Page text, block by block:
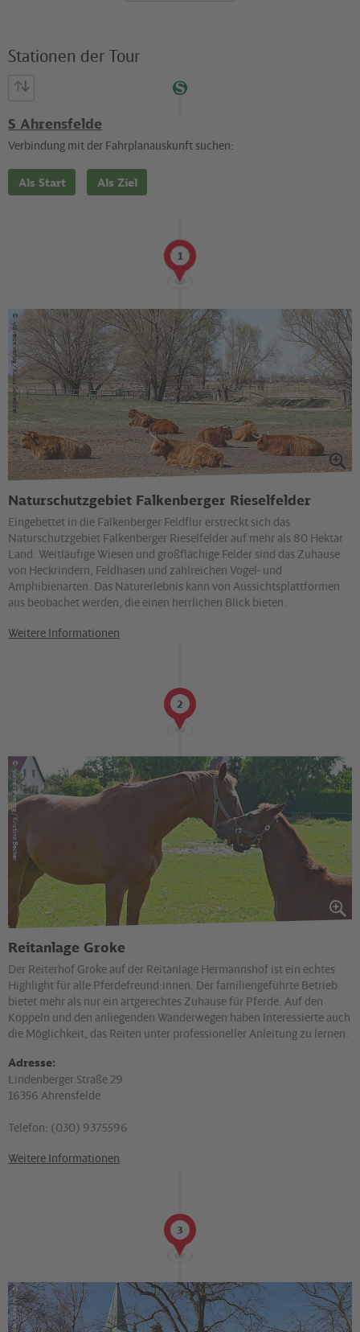
Stationen der Tour
S Ahrensfelde
Verbindung mit der Fahrplanauskunft suchen:
Als Start Als Ziel
1
©
via reise verlag / Klaus Scheddel
Naturschutzgebiet Falkenberger Rieselfelder
Eingebettet in die Falkenberger Feldflur erstreckt sich das
Naturschutzgebiet Falkenberger Rieselfelder auf mehr als 80 Hektar
Land. Weitläufige Wiesen und großflächige Felder sind das Zuhause
von Heckrindern, Feldhasen und zahlreichen Vogel- und
Amphibienarten. Das Naturerlebnis kann von Aussichtsplattformen
aus beobachet werden, die einen herrlichen Blick bieten.
Weitere Informationen
2
©
via reise verlag / Kristina Becker
Reitanlage Groke
Der Reiterhof Groke auf der Reitanlage Hermannshof ist ein echtes
Highlight für alle Pferdefreund:innen. Der familiengeführte Betrieb
bietet mehr als nur ein artgerechtes Zuhause für Pferde. Auf den
Koppeln und den anliegenden Wanderwegen haben Interessierte auch
die Möglichkeit, das Reiten unter professioneller Anleitung zu lernen.
Adresse:
Lindenberger Straße 29
16356 Ahrensfelde
Telefon: (030) 9375596
Weitere Informationen
3
©